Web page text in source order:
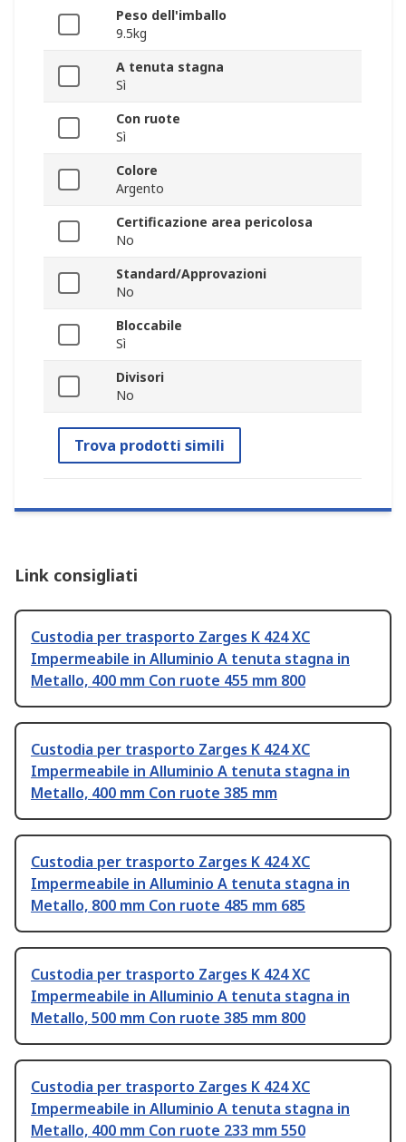
Peso dell'imballo
9.5kg
A tenuta stagna
Sì
Con ruote
Sì
Colore
Argento
Certificazione area pericolosa
No
Standard/Approvazioni
No
Bloccabile
Sì
Divisori
No
Trova prodotti simili
Link consigliati
Custodia per trasporto Zarges K 424 XC
Impermeabile in Alluminio A tenuta stagna in
Metallo, 400 mm Con ruote 455 mm 800
Custodia per trasporto Zarges K 424 XC
Impermeabile in Alluminio A tenuta stagna in
Metallo, 400 mm Con ruote 385 mm
Custodia per trasporto Zarges K 424 XC
Impermeabile in Alluminio A tenuta stagna in
Metallo, 800 mm Con ruote 485 mm 685
Custodia per trasporto Zarges K 424 XC
Impermeabile in Alluminio A tenuta stagna in
Metallo, 500 mm Con ruote 385 mm 800
Custodia per trasporto Zarges K 424 XC
Impermeabile in Alluminio A tenuta stagna in
Metallo, 400 mm Con ruote 233 mm 550